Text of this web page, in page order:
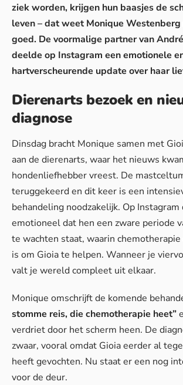
ziek worden, krijgen hun baasjes de
leven – dat weet Monique Westenberg
goed. De voormalige partner van
deelde op Instagram een emotionele
hartverscheurende update over haar
Dierenarts bezoek en
diagnose
Dinsdag bracht Monique samen met
aan de dierenarts, waar het nieuws
hondenliefhebber vreest. De
teruggekeerd en dit keer is een
behandeling noodzakelijk. Op
emotioneel dat hen een zware periode
te wachten staat, waarin
is om Gioia te helpen. Wanneer je
valt je wereld compleet uit elkaar.
Monique omschrijft de komende
stomme reis, die chemotherapie heet”
verdriet door het scherm heen. De
zwaar, vooral omdat Gioia eerder al
heeft gevochten. Nu staat er een nog
voor de deur.